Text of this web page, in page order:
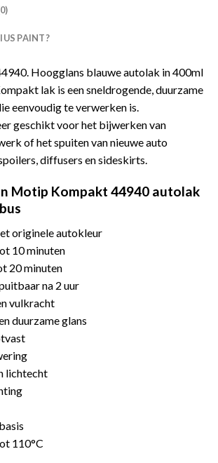
PAINT?
Hoogglans blauwe autolak in 400ml
lak is een sneldrogende, duurzame
eenvoudig te verwerken is.
geschikt voor het bijwerken van
of het spuiten van nieuwe auto
diffusers en sideskirts.
Motip Kompakt 44940 autolak
originele autokleur
10 minuten
20 minuten
na 2 uur
vulkracht
duurzame glans
lichtecht
110°C